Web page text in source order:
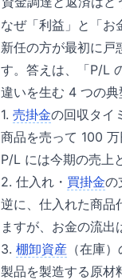
なぜ「利益」と「お
新任の方が最初に
す。答えは、「P/L
違いを生む 4 つの典
1. 売掛金の回収タイ
商品を売って 100
P/L には今期の売上
2. 仕入れ・ 買掛金の
逆に、仕入れた商品
ますが、お金の流出
3. 棚卸資産 （在庫
製品を製造する原材